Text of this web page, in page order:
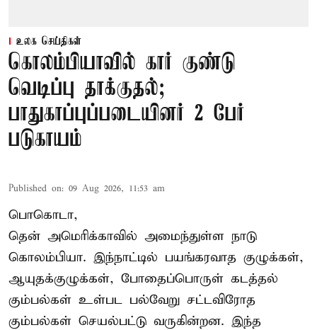
உலக செய்திகள்
கொலம்பியாவில் கார் குண்டு
வெடிப்பு தாக்குதல்;
பாதுகாப்புப்படையினர் 2 பேர்
படுகாயம்
Published on: 09 Aug 2026, 11:53 am
பொகொடா,
தென் அமெரிக்காவில் அமைந்துள்ள நாடு
கொலம்பியா. இந்நாட்டில் பயங்கரவாத குழுக்கள்,
ஆயுதக்குழுக்கள், போதைப்பொருள் கடத்தல்
கும்பல்கள் உள்பட பல்வேறு சட்டவிரோத
கும்பல்கள் செயல்பட்டு வருகின்றன. இந்த